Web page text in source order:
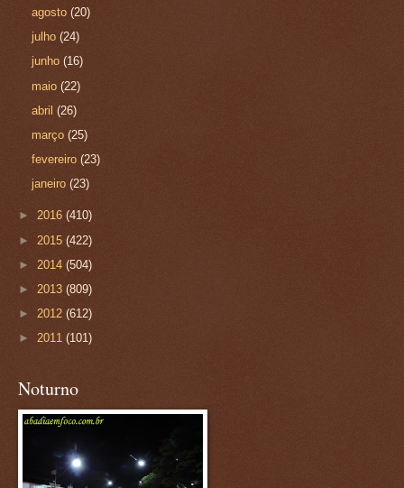
agosto(20)
julho(24)
junho(16)
maio(22)
abril(26)
março(25)
fevereiro(23)
janeiro(23)
► 2016 (410)
► 2015 (422)
► 2014 (504)
► 2013 (809)
► 2012 (612)
► 2011 (101)
Noturno